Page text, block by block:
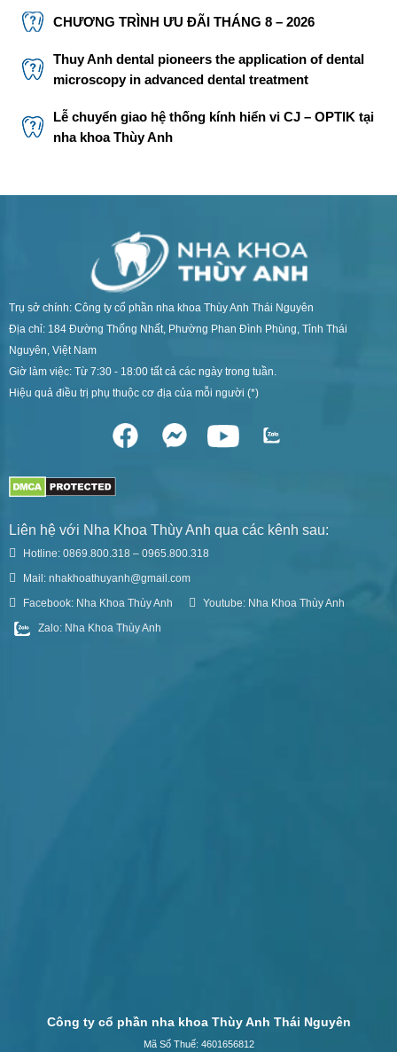
CHƯƠNG TRÌNH ƯU ĐÃI THÁNG 8 – 2026
Thuy Anh dental pioneers the application of dental
microscopy in advanced dental treatment
Lễ chuyển giao hệ thống kính hiển vi CJ – OPTIK tại
nha khoa Thùy Anh
Trụ sở chính: Công ty cổ phần nha khoa Thùy Anh Thái Nguyên
Địa chỉ: 184 Đường Thống Nhất, Phường Phan Đình Phùng, Tỉnh Thái
Nguyên, Việt Nam
Giờ làm việc: Từ 7:30 - 18:00 tất cả các ngày trong tuần.
Hiệu quả điều trị phụ thuộc cơ địa của mỗi người (*)
Liên hệ với Nha Khoa Thùy Anh qua các kênh sau:
Hotline: 0869.800.318 – 0965.800.318
Mail: nhakhoathuyanh@gmail.com
Facebook: Nha Khoa Thùy Anh
Youtube: Nha Khoa Thùy Anh
Zalo: Nha Khoa Thùy Anh
Công ty cổ phần nha khoa Thùy Anh Thái Nguyên
Mã Số Thuế: 4601656812